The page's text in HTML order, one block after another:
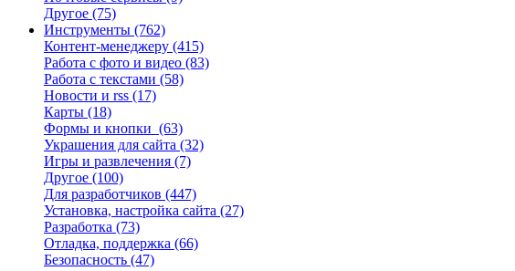
Другое (75)
Инструменты (762)
Контент-менеджеру (415)
Работа с фото и видео (83)
Работа с текстами (58)
Новости и rss (17)
Карты (18)
Формы и кнопки (63)
Украшения для сайта (32)
Игры и развлечения (7)
Другое (100)
Для разработчиков (447)
Установка, настройка сайта (27)
Разработка (73)
Отладка, поддержка (66)
Безопасность (47)